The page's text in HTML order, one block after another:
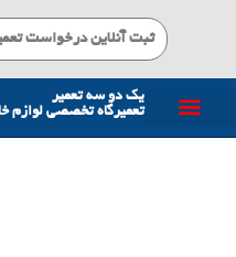
ثبت آنلاین درخواست
یک دو سه تعمیر
تعمیرگاه تخصصی لوازم